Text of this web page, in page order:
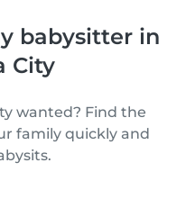
babysitter in
City
wanted? Find the
family quickly and